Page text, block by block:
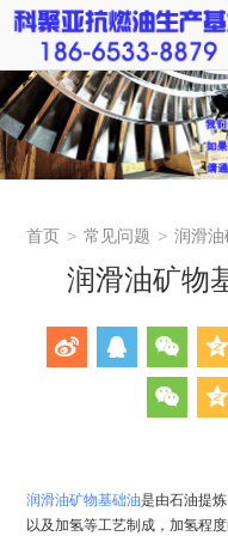
首页 > 常见问题 > 润滑油
润滑油矿物
润滑油矿物基础油是由石油提
以及加氢等工艺制成，加氢程